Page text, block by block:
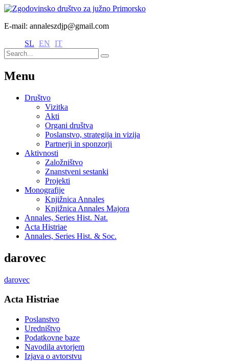
E-mail: annaleszdjp@gmail.com
SL EN IT
Menu
Društvo
Vizitka
Akti
Organi društva
Poslanstvo, strategija in vizija
Partnerji in sponzorji
Aktivnosti
Založništvo
Znanstveni sestanki
Projekti
Monografije
Knjižnica Annales
Knjižnica Annales Majora
Annales, Series Hist. Nat.
Acta Histriae
Annales, Series Hist. & Soc.
darovec
darovec
Acta Histriae
Poslanstvo
Uredništvo
Podatkovne baze
Navodila avtorjem
Izjava o avtorstvu